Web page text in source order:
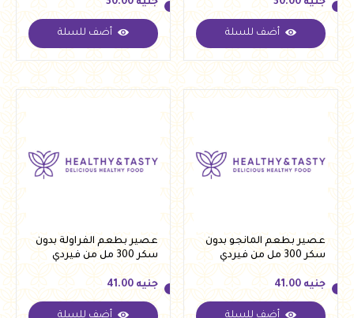
جنيه
جنيه 30.00
أضف للسلة
جنيه
جنيه 30.00
أضف للسلة
عصير بطعم المانجو بدون
سكر 300 مل من فيردي
جنيه 41.00
عصير بطعم الفراولة بدون
سكر 300 مل من فيردي
جنيه 41.00